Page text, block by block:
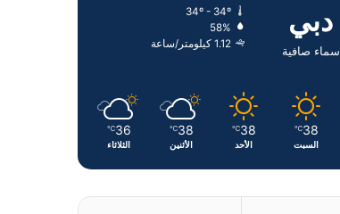
ن
م
دبي
سماء صافية
34º - 34º
58%
1.12 كيلومتر/ساعة
38
℃
السبت
38
℃
الأحد
38
℃
الأثنين
36
℃
الثلاثاء